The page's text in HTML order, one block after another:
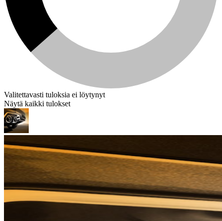
Valitettavasti tuloksia ei löytynyt
Näytä kaikki tulokset